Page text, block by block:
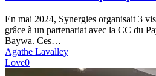
parler
transition
!
En mai 2024, Synergies organisait 3
grâce à un partenariat avec la CC du
Baywa. Ces…
Agathe Lavalley
Love0